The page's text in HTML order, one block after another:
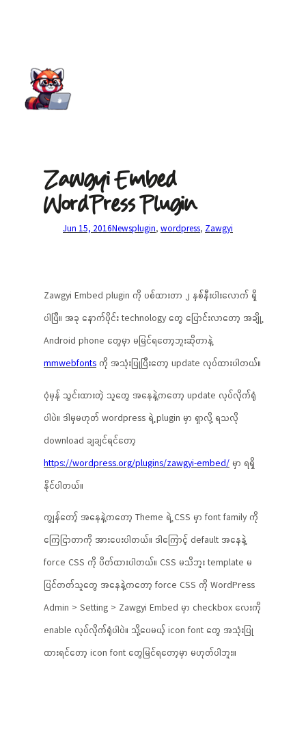
Zawgyi Embed
WordPress Plugin
Jun 15, 2016Newsplugin, wordpress, Zawgyi
Zawgyi Embed plugin ကို ပစ်ထားတာ ၂ နှစ်နီးပါးလောက် ရှိ
ပါပြီ။ အခု နောက်ပိုင်း technology တွေ ပြောင်းလာတော့ အချို့
Android phone တွေမှာ မမြင်ရတော့ဘူးဆိုတာနဲ့
mmwebfonts ကို အသုံးပြုပြီးတော့ update လုပ်ထားပါတယ်။
ပုံမှန် သွင်းထားတဲ့ သူတွေ အနေနဲ့ကတော့ update လုပ်လိုက်ရုံ
ပါပဲ။ ဒါမှမဟုတ် wordpress ရဲ့ plugin မှာ ရှာလို့ ရသလို
download ချချင်ရင်တော့
https://wordpress.org/plugins/zawgyi-embed/ မှာ ရရှိ
နိုင်ပါတယ်။
ကျွန်တော့် အနေနဲ့ကတော့ Theme ရဲ့ CSS မှာ font family ကို
ကြေငြာတာကို အားပေးပါတယ်။ ဒါကြောင့် default အနေနဲ့
force CSS ကို ပိတ်ထားပါတယ်။ CSS မသိဘူး template မ
ပြင်တတ်သူတွေ အနေနဲ့ကတော့ force CSS ကို WordPress
Admin > Setting > Zawgyi Embed မှာ checkbox လေးကို
enable လုပ်လိုက်ရုံပါပဲ။ သို့ပေမယ့် icon font တွေ အသုံးပြု
ထားရင်တော့ icon font တွေမြင်ရတော့မှာ မဟုတ်ပါဘူး။